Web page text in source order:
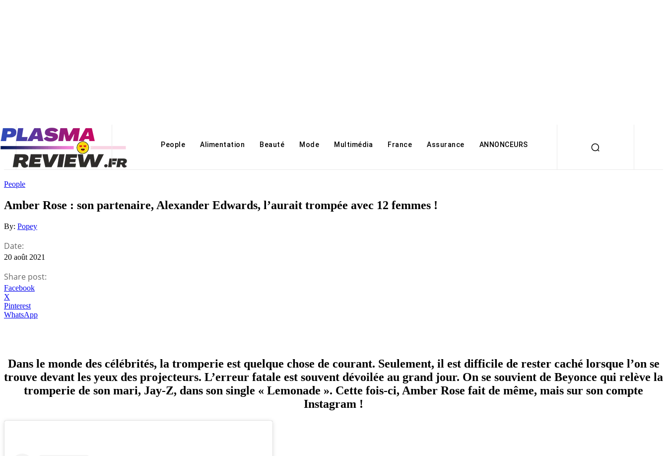
People Alimentation Beauté Mode Multimédia France Assurance ANNONCEURS
People
Amber Rose : son partenaire, Alexander Edwards, l’aurait trompée avec 12 femmes !
By: Popey
Date:
20 août 2021
Share post:
Facebook
X
Pinterest
WhatsApp
Dans le monde des célébrités, la tromperie est quelque chose de courant. Seulement, il est difficile de rester caché lorsque l’on se
trouve devant les yeux des projecteurs. L’erreur fatale est souvent dévoilée au grand jour. On se souvient de Beyonce qui relève la
tromperie de son mari, Jay-Z, dans son single « Lemonade ». Cette fois-ci, Amber Rose fait de même, mais sur son compte
Instagram !